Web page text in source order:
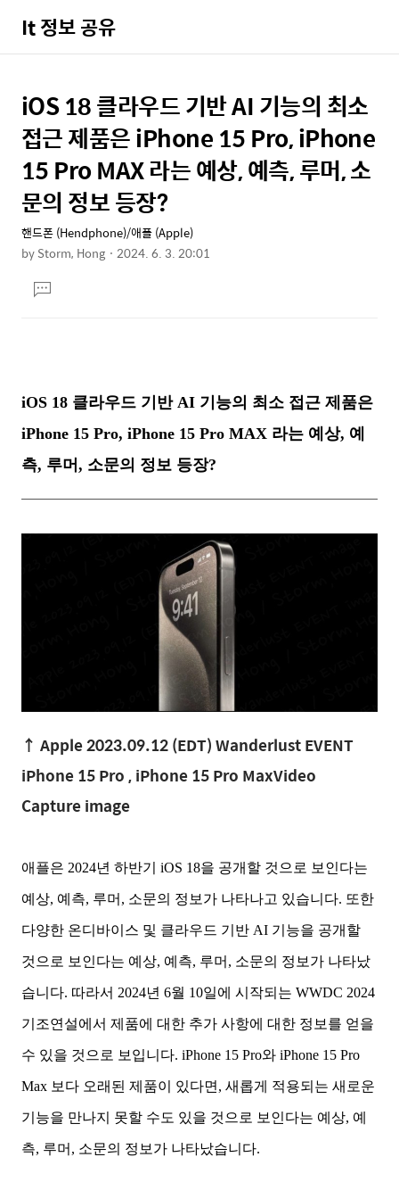
It 정보 공유
상
세
컨
텐
츠
본
문
제
목
iOS 18 클라우드 기반 AI 기능의 최소
접근 제품은 iPhone 15 Pro, iPhone
15 Pro MAX 라는 예상, 예측, 루머, 소
문의 정보 등장?
핸드폰 (Hendphone)/애플 (Apple)
byStorm, Hong 2024. 6. 3. 20:01
문댓
글
iOS 18 클라우드 기반 AI 기능의 최소 접근 제품은
iPhone 15 Pro, iPhone 15 Pro MAX 라는 예상, 예
측, 루머, 소문의 정보 등장?
↑ Apple 2023.09.12 (EDT) Wanderlust EVENT
iPhone 15 Pro , iPhone 15 Pro MaxVideo
Capture image
애플은 2024년 하반기 iOS 18을 공개할 것으로 보인다는
예상, 예측, 루머, 소문의 정보가 나타나고 있습니다. 또한
다양한 온디바이스 및 클라우드 기반 AI 기능을 공개할
것으로 보인다는 예상, 예측, 루머, 소문의 정보가 나타났
습니다. 따라서 2024년 6월 10일에 시작되는 WWDC 2024
기조연설에서 제품에 대한 추가 사항에 대한 정보를 얻을
수 있을 것으로 보입니다. iPhone 15 Pro와 iPhone 15 Pro
Max 보다 오래된 제품이 있다면, 새롭게 적용되는 새로운
기능을 만나지 못할 수도 있을 것으로 보인다는 예상, 예
측, 루머, 소문의 정보가 나타났습니다.